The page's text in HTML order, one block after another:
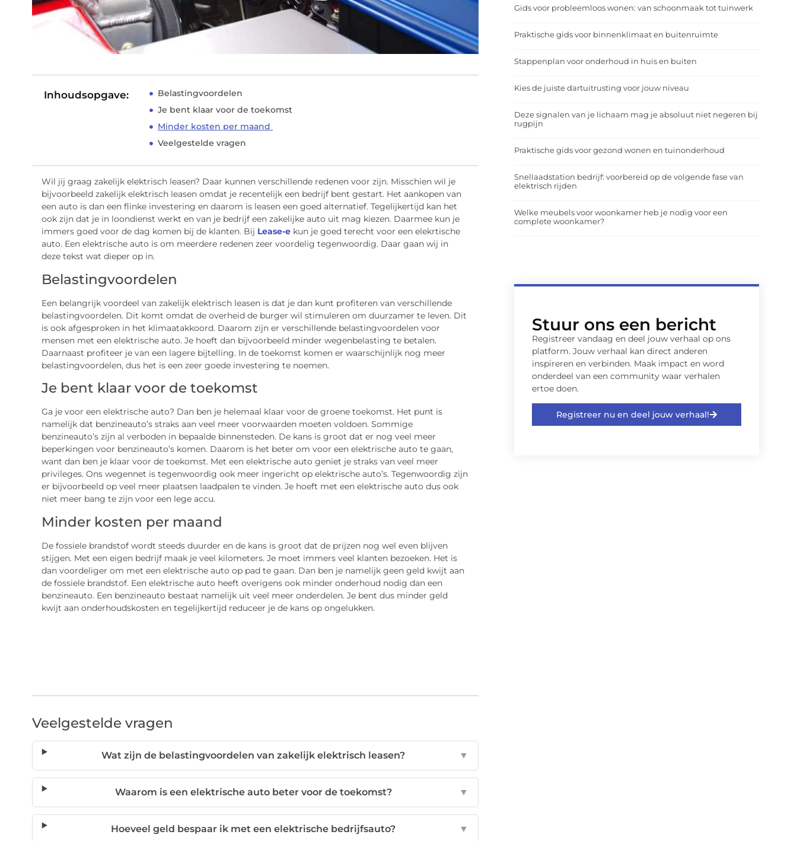
Inhoudsopgave:
Belastingvoordelen
Je bent klaar voor de toekomst
Minder kosten per maand
Veelgestelde vragen
Wil jij graag zakelijk elektrisch leasen? Daar kunnen verschillende redenen voor zijn. Misschien wil je
bijvoorbeeld zakelijk elektrisch leasen omdat je recentelijk een bedrijf bent gestart. Het aankopen van
een auto is dan een flinke investering en daarom is leasen een goed alternatief. Tegelijkertijd kan het
ook zijn dat je in loondienst werkt en van je bedrijf een zakelijke auto uit mag kiezen. Daarmee kun je
immers goed voor de dag komen bij de klanten. Bij Lease-ekun je goed terecht voor een elekrtische
auto. Een elektrische auto is om meerdere redenen zeer voordelig tegenwoordig. Daar gaan wij in
deze tekst wat dieper op in.
Belastingvoordelen
Een belangrijk voordeel van zakelijk elektrisch leasen is dat je dan kunt profiteren van verschillende
belastingvoordelen. Dit komt omdat de overheid de burger wil stimuleren om duurzamer te leven. Dit
is ook afgesproken in het klimaatakkoord. Daarom zijn er verschillende belastingvoordelen voor
mensen met een elektrische auto. Je hoeft dan bijvoorbeeld minder wegenbelasting te betalen.
Daarnaast profiteer je van een lagere bijtelling. In de toekomst komen er waarschijnlijk nog meer
belastingvoordelen, dus het is een zeer goede investering te noemen.
Je bent klaar voor de toekomst
Ga je voor een elektrische auto? Dan ben je helemaal klaar voor de groene toekomst. Het punt is
namelijk dat benzineauto’s straks aan veel meer voorwaarden moeten voldoen. Sommige
benzineauto’s zijn al verboden in bepaalde binnensteden. De kans is groot dat er nog veel meer
beperkingen voor benzineauto’s komen. Daarom is het beter om voor een elektrische auto te gaan,
want dan ben je klaar voor de toekomst. Met een elektrische auto geniet je straks van veel meer
privileges. Ons wegennet is tegenwoordig ook meer ingericht op elektrische auto’s. Tegenwoordig zijn
er bijvoorbeeld op veel meer plaatsen laadpalen te vinden. Je hoeft met een elektrische auto dus ook
niet meer bang te zijn voor een lege accu.
Minder kosten per maand
De fossiele brandstof wordt steeds duurder en de kans is groot dat de prijzen nog wel even blijven
stijgen. Met een eigen bedrijf maak je veel kilometers. Je moet immers veel klanten bezoeken. Het is
dan voordeliger om met een elektrische auto op pad te gaan. Dan ben je namelijk geen geld kwijt aan
de fossiele brandstof. Een elektrische auto heeft overigens ook minder onderhoud nodig dan een
benzineauto. Een benzineauto bestaat namelijk uit veel meer onderdelen. Je bent dus minder geld
kwijt aan onderhoudskosten en tegelijkertijd reduceer je de kans op ongelukken.
Veelgestelde vragen
Wat zijn de belastingvoordelen van zakelijk elektrisch leasen? ▼
Waarom is een elektrische auto beter voor de toekomst? ▼
Hoeveel geld bespaar ik met een elektrische bedrijfsauto? ▼
Gids voor probleemloos wonen: van schoonmaak tot tuinwerk
Praktische gids voor binnenklimaat en buitenruimte
Stappenplan voor onderhoud in huis en buiten
Kies de juiste dartuitrusting voor jouw niveau
Deze signalen van je lichaam mag je absoluut niet negeren bij
rugpijn
Praktische gids voor gezond wonen en tuinonderhoud
Snellaadstation bedrijf: voorbereid op de volgende fase van
elektrisch rijden
Welke meubels voor woonkamer heb je nodig voor een
complete woonkamer?
Stuur ons een bericht
Registreer vandaag en deel jouw verhaal op ons
platform. Jouw verhaal kan direct anderen
inspireren en verbinden. Maak impact en word
onderdeel van een community waar verhalen
ertoe doen.
Registreer nu en deel jouw verhaal!